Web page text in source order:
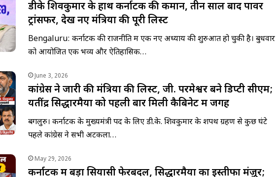
डीके शिवकुमार के हाथ कर्नाटक की कमान, तीन साल बाद पावर
ट्रांसफर, देखें नए मंत्रियों की पूरी लिस्ट
Bengaluru: कर्नाटक की राजनीति में एक नए अध्याय की शुरुआत हो चुकी है। बुधवार
को आयोजित एक भव्य और ऐतिहासिक…
June 3, 2026
कांग्रेस ने जारी की मंत्रियों की लिस्ट, जी. परमेश्वर बने डिप्टी सीएम;
यतींद्र सिद्धारमैया को पहली बार मिली कैबिनेट में जगह
बेंगलुरु। कर्नाटक के मुख्यमंत्री पद के लिए डी.के. शिवकुमार के शपथ ग्रहण से कुछ घंटे
पहले कांग्रेस ने सभी अटकलों…
May 29, 2026
कर्नाटक में बड़ा सियासी फेरबदल, सिद्धारमैया का इस्तीफा मंज़ूर;